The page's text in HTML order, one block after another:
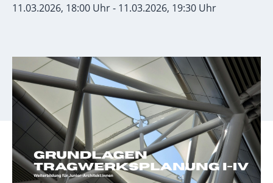
11.03.2026, 18:00 Uhr - 11.03.2026, 19:30 Uhr